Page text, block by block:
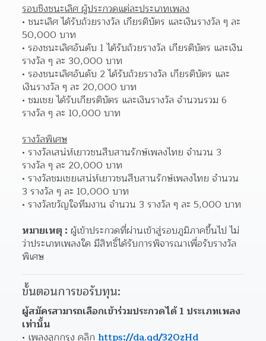
รอบชิงชนะเลิศ ผู้ประกวดแต่ละประเภทเพลง
ชนะเลิศ ได้รับถ้วยรางวัล เกียรติบัตร และเงินรางวัล ๆ ละ
50,000 บาท
รองชนะเลิศอันดับ 1 ได้รับถ้วยรางวัล เกียรติบัตร และเงิน
รางวัล ๆ ละ 30,000 บาท
รองชนะเลิศอันดับ 2 ได้รับถ้วยรางวัล เกียรติบัตร และ
เงินรางวัล ๆ ละ 20,000 บาท
ชมเชย ได้รับเกียรติบัตร และเงินรางวัล จำนวนรวม 6
รางวัล ๆ ละ 10,000 บาท
รางวัลพิเศษ
รางวัลเสน่ห์เยาวชนสืบสานรักษ์เพลงไทย จำนวน 3
รางวัล ๆ ละ 20,000 บาท
รางวัลชมเชยเสน่ห์เยาวชนสืบสานรักษ์เพลงไทย จำนวน
3 รางวัล ๆ ละ 10,000 บาท
รางวัลขวัญใจทีมงาน จำนวน 3 รางวัล ๆ ละ 5,000 บาท
หมายเหตุ : ผู้เข้าประกวดที่ผ่านเข้าสู่รอบภูมิภาคขึ้นไป ไม่
ว่าประเภทเพลงใด มีสิทธิ์ได้รับการพิจารณาเพื่อรับรางวัล
พิเศษ
ขั้นตอนการขอรับทุน:
ผู้สมัครสามารถเลือกเข้าร่วมประกวดได้ 1 ประเภทเพลง
เท่านั้น
เพลงลูกกรุง คลิก https://da.gd/320zHd